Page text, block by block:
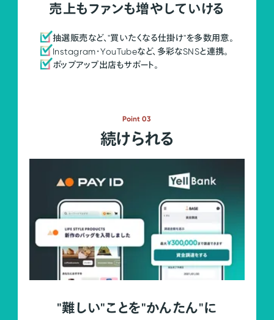
売上もファンも増やしていける
抽選販売など、"買いたくなる仕掛け"を多数用意。
Instagram・YouTubeなど、多彩なSNSと連携。
ポップアップ出店もサポート。
Point 03
続けられる
"難しい"ことを"かんたん"に